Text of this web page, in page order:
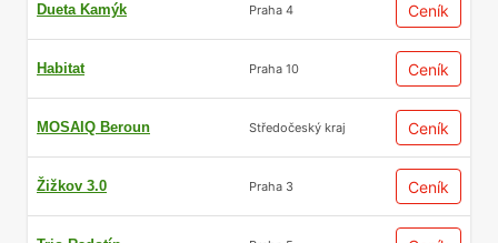
Dueta Kamýk Praha 4 Ceník
Habitat Praha 10 Ceník
MOSAIQ Beroun Středočeský kraj Ceník
Žižkov 3.0 Praha 3 Ceník